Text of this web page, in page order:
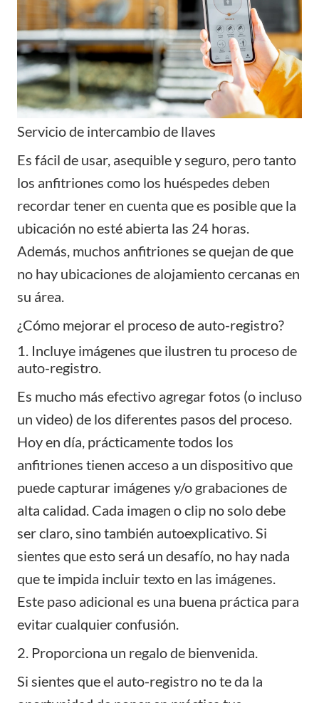
Servicio de intercambio de llaves
Es fácil de usar, asequible y seguro, pero tanto
los anfitriones como los huéspedes deben
recordar tener en cuenta que es posible que la
ubicación no esté abierta las 24 horas.
Además, muchos anfitriones se quejan de que
no hay ubicaciones de alojamiento cercanas en
su área.
¿Cómo mejorar el proceso de auto-registro?
1. Incluye imágenes que ilustren tu proceso de
auto-registro.
Es mucho más efectivo agregar fotos (o incluso
un video) de los diferentes pasos del proceso.
Hoy en día, prácticamente todos los
anfitriones tienen acceso a un dispositivo que
puede capturar imágenes y/o grabaciones de
alta calidad. Cada imagen o clip no solo debe
ser claro, sino también autoexplicativo. Si
sientes que esto será un desafío, no hay nada
que te impida incluir texto en las imágenes.
Este paso adicional es una buena práctica para
evitar cualquier confusión.
2. Proporciona un regalo de bienvenida.
Si sientes que el auto-registro no te da la